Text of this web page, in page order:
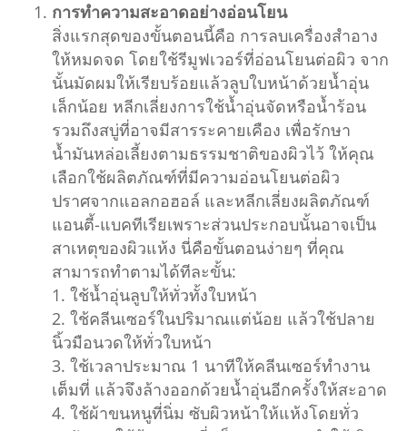
การทำความสะอาดอย่างอ่อนโยน
สิ่งแรกสุดของขั้นตอนนี้คือ การลบเครื่องสำอาง
ให้หมดจด โดยใช้รีมูฟเวอร์ที่อ่อนโยนต่อผิว จาก
นั้นมัดผมให้เรียบร้อยแล้วลูบใบหน้าด้วยน้ำอุ่น
เล็กน้อย หลีกเลี่ยงการใช้น้ำอุ่นจัดหรือน้ำร้อน
รวมถึงสบู่ที่อาจมีสารระคายเคือง เพื่อรักษา
น้ำมันหล่อเลี้ยงตามธรรมชาติของผิวไว้ ให้คุณ
เลือกใช้ผลิตภัณฑ์ที่มีความอ่อนโยนต่อผิว
ปราศจากแอลกอฮอล์ และหลีกเลี่ยงผลิตภัณฑ์
แอนตี้-แบคทีเรียเพราะส่วนประกอบนั้นอาจเป็น
สาเหตุของผิวแห้ง นี่คือขั้นตอนง่ายๆ ที่คุณ
สามารถทำตามได้ทีละขั้น:
1. ใช้น้ำอุ่นลูบให้ทั่วทั้งใบหน้า
2. ใช้คลีนเซอร์ในปริมาณแต่น้อย แล้วใช้ปลาย
นิ้วมือนวดให้ทั่วใบหน้า
3. ใช้เวลาประมาณ 1 นาทีให้คลีนเซอร์ทำงาน
เต็มที่ แล้วจึงล้างออกด้วยน้ำอุ่นอีกครั้งให้สะอาด
4. ใช้ผ้าขนหนูที่นิ่ม ซับผิวหน้าให้แห้งโดยทั่ว